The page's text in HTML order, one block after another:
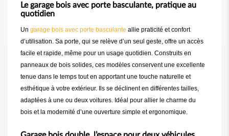
Le garage bois avec porte basculante, pratique au
quotidien
Un garage bois avec porte basculante allie praticité et confort
d’utilisation. Sa porte, qui se relève d’un seul geste, offre un accès
facile et rapide, même pour un usage quotidien. Construits en
panneaux de bois solides, ces modèles conservent une excellente
tenue dans le temps tout en apportant une touche naturelle et
esthétique à votre extérieur. Ils se déclinent en différentes tailles,
adaptées à une ou deux voitures. Idéal pour allier le charme du
bois et la modernité d’une ouverture simple et ergonomique.